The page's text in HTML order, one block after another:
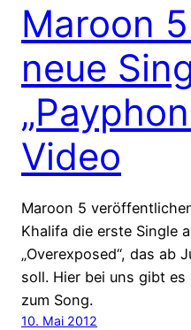
Maroon
neue
Video
Maroon 5
Khalifa die erste Single
„Overexposed“, das ab
soll. Hier bei uns gibt
zum Song.
10. Mai 2012